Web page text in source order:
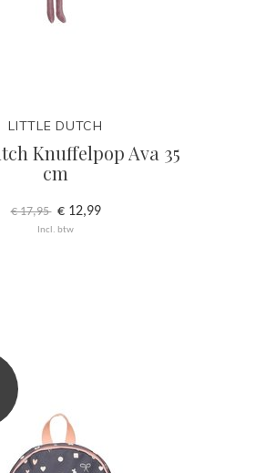
LITTLE DUTCH
Knuffelpop Ava 35
cm
€ 17,95 € 12,99
Incl. btw